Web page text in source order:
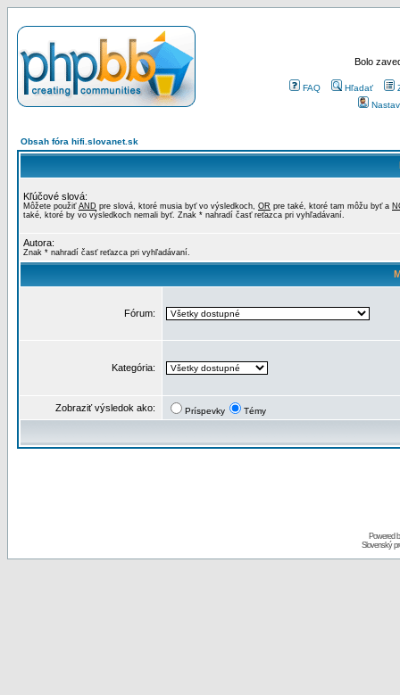
Bolo
FAQ Hľadať
Obsah fóra hifi.slovanet.sk
Kľúčové slová:
Môžete použiť AND pre slová, ktoré musia byť vo výsledkoch, OR pre také, ktoré tam môžu byť a
také, ktoré by vo výsledkoch nemali byť. Znak * nahradí časť reťazca pri vyhľadávaní.
Autora:
Znak * nahradí časť reťazca pri vyhľadávaní.
Fórum:
Kategória:
Zobraziť výsledok ako: Príspevky Témy
Powered
Slovenský